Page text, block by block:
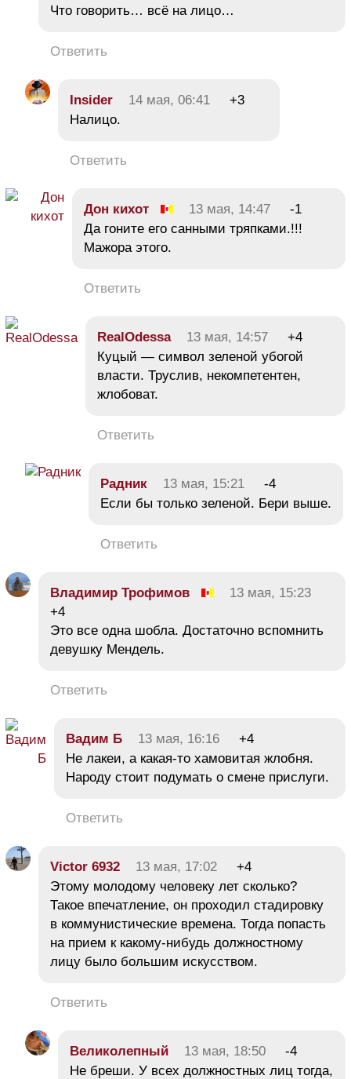
Что говорить… всё на лицо…
Ответить
Insider 14 мая, 06:41
+3
Налицо.
Ответить
Дон кихот 13 мая, 14:47
-1
Да гоните его санными тряпками.!!!
Мажора этого.
Ответить
RealOdessa 13 мая, 14:57
+4
Куцый — символ зеленой убогой
власти. Труслив, некомпетентен,
жлобоват.
Ответить
Радник 13 мая, 15:21
-4
Если бы только зеленой. Бери выше.
Ответить
Владимир Трофимов
13 мая, 15:23
+4
Это все одна шобла. Достаточно вспомнить
девушку Мендель.
Ответить
Вадим Б 13 мая, 16:16
+4
Не лакеи, а какая-то хамовитая жлобня.
Народу стоит подумать о смене прислуги.
Ответить
Victor 6932 13 мая, 17:02
+4
Этому молодому человеку лет сколько?
Такое впечатление, он проходил стадировку
в коммунистические времена. Тогда попасть
на прием к какому-нибудь должностному
лицу было большим искусством.
Ответить
Великолепный 13 мая, 18:50
-4
Не бреши. У всех должностных лиц тогда,